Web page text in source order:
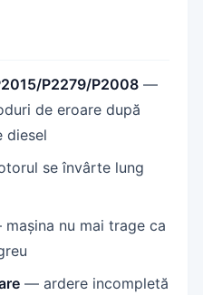
P2279/P2008 —
de eroare după
diesel
se învârte lung
nu mai trage ca
— ardere incompletă